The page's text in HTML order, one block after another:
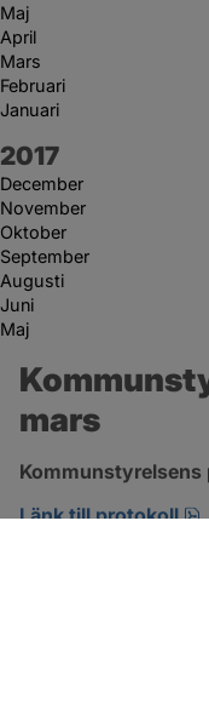
Maj
April
Mars
Februari
Januari
År:
2017
December
November
Oktober
September
Augusti
Juni
Maj
mars
Länk till protokoll